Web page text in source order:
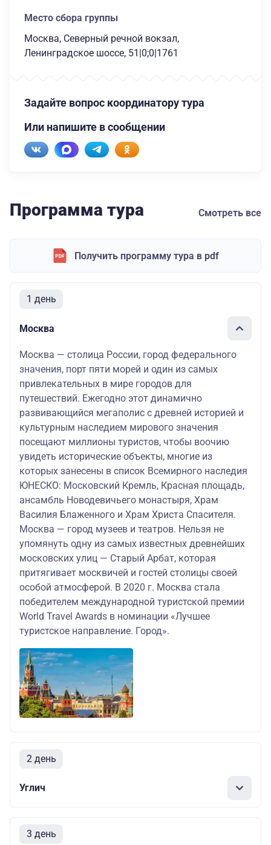
Место сбора группы
Москва, Северный речной вокзал,
Ленинградское шоссе, 51|0;0|1761
Задайте вопрос координатору тура
Или напишите в сообщении
Программа тура Смотреть все
Получить программу тура в pdf
1 день
Москва
Москва — столица России, город федерального
значения, порт пяти морей и один из самых
привлекательных в мире городов для
путешествий. Ежегодно этот динамично
развивающийся мегаполис с древней историей и
культурным наследием мирового значения
посещают миллионы туристов, чтобы воочию
увидеть исторические объекты, многие из
которых занесены в список Всемирного наследия
ЮНЕСКО: Московский Кремль, Красная площадь,
ансамбль Новодевичьего монастыря, Храм
Василия Блаженного и Храм Христа Спасителя.
Москва — город музеев и театров. Нельзя не
упомянуть одну из самых известных древнейших
московских улиц — Старый Арбат, которая
притягивает москвичей и гостей столицы своей
особой атмосферой. В 2020 г. Москва стала
победителем международной туристской премии
World Travel Awards в номинации «Лучшее
туристское направление. Город».
2 день
Углич
3 день